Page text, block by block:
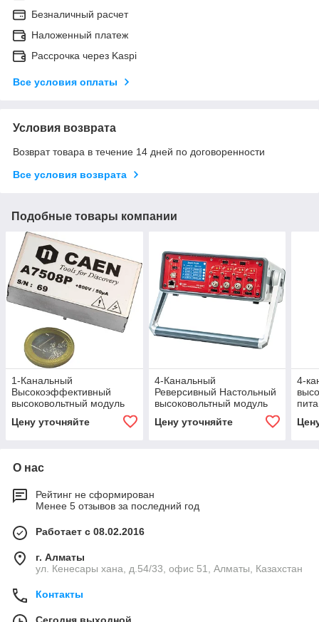
Безналичный расчет
Наложенный платеж
Рассрочка через Kaspi
Все условия оплаты
Условия возврата
Возврат товара в течение 14 дней по договоренности
Все условия возврата
Подобные товары компании
1-Канальный
Высокоэффективный
высоковольтный модуль
800 В/50 мкА (5 В) A7508
Цену уточняйте
4-Канальный
Реверсивный Настольный
высоковольтный модуль
500 В/200 мкА DT1419ET
Цену уточняйте
4-
О нас
Рейтинг не сформирован
Менее 5 отзывов за последний год
Работает с 08.02.2016
г. Алматы
ул. Кенесары хана, д.54/33, офис 51, Алматы, Казахстан
Контакты